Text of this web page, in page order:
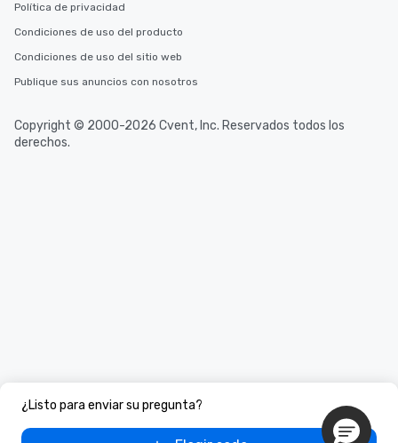
¿Listo para enviar su pregunta?
Política de privacidad
Condiciones de uso del producto
Condiciones de uso del sitio web
Publique sus anuncios con nosotros
Copyright © 2000-2026 Cvent, Inc. Reservados todos los
derechos.